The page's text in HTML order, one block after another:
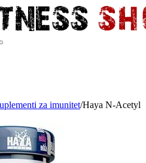
za imunitet/Haya N-Acetyl